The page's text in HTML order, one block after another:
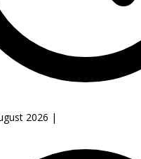
2026 |